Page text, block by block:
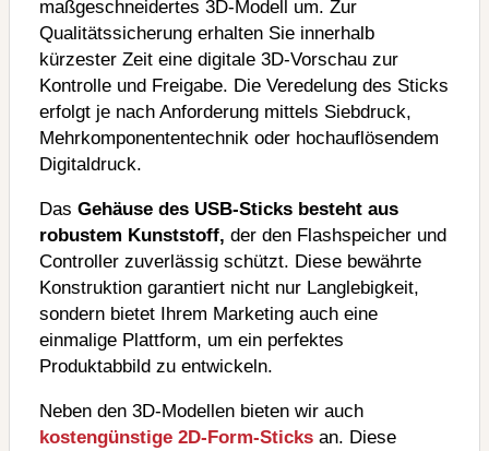
maßgeschneidertes 3D-Modell um. Zur
Qualitätssicherung erhalten Sie innerhalb
kürzester Zeit eine digitale 3D-Vorschau zur
Kontrolle und Freigabe. Die Veredelung des Sticks
erfolgt je nach Anforderung mittels Siebdruck,
Mehrkomponententechnik oder hochauflösendem
Digitaldruck.
Das Gehäuse des USB-Sticks besteht aus
robustem Kunststoff, der den Flashspeicher und
Controller zuverlässig schützt. Diese bewährte
Konstruktion garantiert nicht nur Langlebigkeit,
sondern bietet Ihrem Marketing auch eine
einmalige Plattform, um ein perfektes
Produktabbild zu entwickeln.
Neben den 3D-Modellen bieten wir auch
kostengünstige 2D-Form-Sticks an. Diese